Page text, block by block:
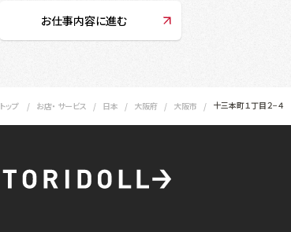
お仕事内容に進む
トップ お店・ サービス 日本 大阪府 大阪市 十三本町１丁目２−４